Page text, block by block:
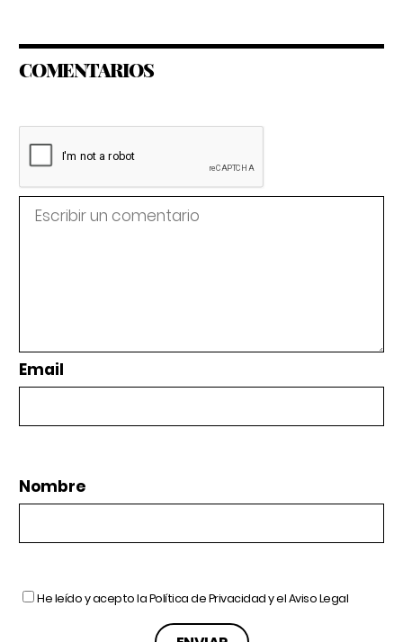
COMENTARIOS
Email
Nombre
He leído y acepto laPolítica de Privacidady elAviso Legal